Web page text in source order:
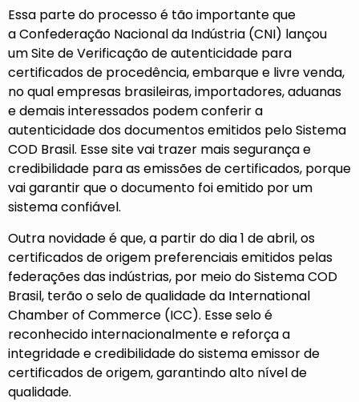
Essa parte do processo é tão importante que
aConfederação Nacional da Indústria (CNI) lançou
umSite de Verificaçãode autenticidade para
certificados de procedência, embarque e livre venda,
no qual empresas brasileiras, importadores, aduanas
e demais interessados podem conferir a
autenticidade dos documentos emitidos pelo Sistema
COD Brasil. Esse site vai trazer mais segurança e
credibilidade para as emissões de certificados, porque
vai garantir que o documento foi emitido por um
sistema confiável.
Outra novidade é que, a partir do dia 1 de abril, os
certificados de origem preferenciais emitidos pelas
federações das indústrias, por meio do Sistema COD
Brasil, terão o selo de qualidade da International
Chamber of Commerce (ICC). Esse selo é
reconhecido internacionalmente e reforça a
integridade e credibilidade do sistema emissor de
certificados de origem, garantindo alto nível de
qualidade.